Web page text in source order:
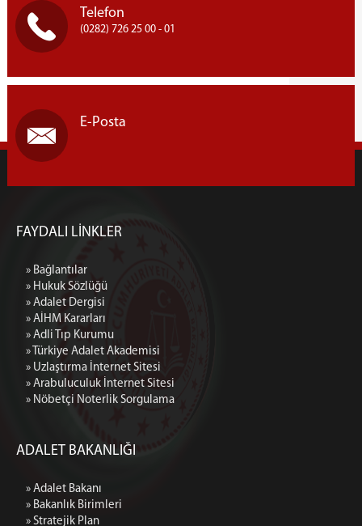
Telefon
(0282) 726 25 00 - 01
E-Posta
FAYDALI LİNKLER
» Bağlantılar
» Hukuk Sözlüğü
» Adalet Dergisi
» AİHM Kararları
» Adli Tıp Kurumu
» Türkiye Adalet Akademisi
» Uzlaştırma İnternet Sitesi
» Arabuluculuk İnternet Sitesi
» Nöbetçi Noterlik Sorgulama
ADALET BAKANLIĞI
» Adalet Bakanı
» Bakanlık Birimleri
» Stratejik Plan